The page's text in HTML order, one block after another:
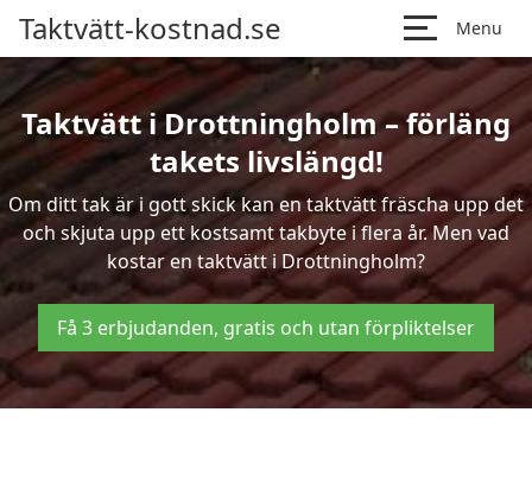
Taktvätt-kostnad.se Menu
Taktvätt i Drottningholm – förläng
takets livslängd!
Om ditt tak är i gott skick kan en taktvätt fräscha upp det
och skjuta upp ett kostsamt takbyte i flera år. Men vad
kostar en taktvätt i Drottningholm?
Få 3 erbjudanden, gratis och utan förpliktelser